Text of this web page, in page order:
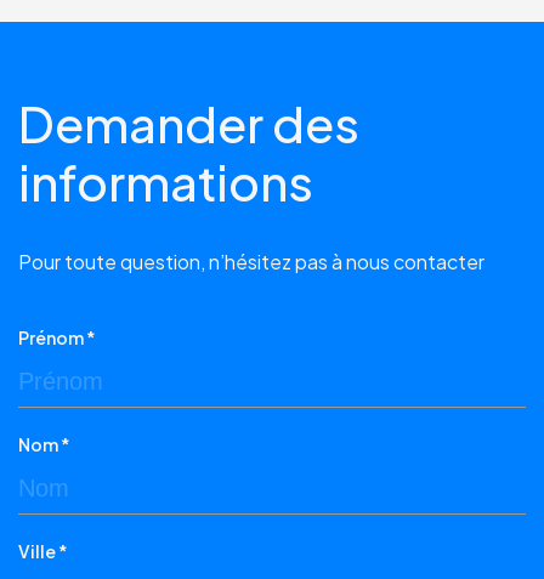
Demander des
informations
Pour toute question, n’hésitez pas à nous contacter
Prénom *
Nom *
Ville *